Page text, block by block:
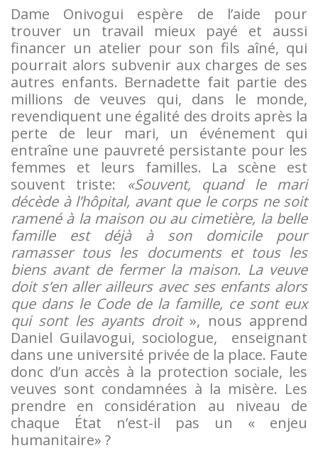
Dame Onivogui espère de l’aide pour
trouver un travail mieux payé et aussi
financer un atelier pour son fils aîné, qui
pourrait alors subvenir aux charges de ses
autres enfants. Bernadette fait partie des
millions de veuves qui, dans le monde,
revendiquent une égalité des droits après la
perte de leur mari, un événement qui
entraîne une pauvreté persistante pour les
femmes et leurs familles. La scène est
souvent triste: «Souvent, quand le mari
décède à l’hôpital, avant que le corps ne soit
ramené à la maison ou au cimetière, la belle
famille est déjà à son domicile pour
ramasser tous les documents et tous les
biens avant de fermer la maison. La veuve
doit s’en aller ailleurs avec ses enfants alors
que dans le Code de la famille, ce sont eux
qui sont les ayants droit», nous apprend
Daniel Guilavogui, sociologue, enseignant
dans une université privée de la place. Faute
donc d’un accès à la protection sociale, les
veuves sont condamnées à la misère. Les
prendre en considération au niveau de
chaque État n’est-il pas un « enjeu
humanitaire» ?